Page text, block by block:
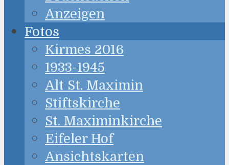
Anzeigen
Fotos
Kirmes 2016
1933-1945
Alt St. Maximin
Stiftskirche
St. Maximinkirche
Eifeler Hof
Ansichtskarten